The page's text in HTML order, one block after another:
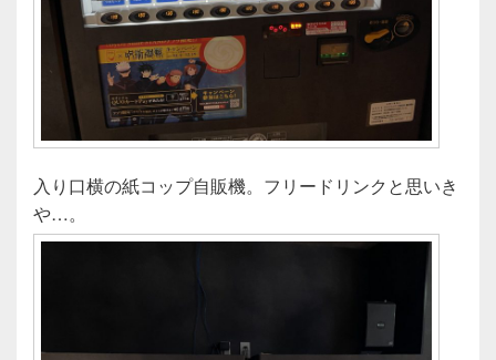
入り口横の紙コップ自販機。フリードリンクと思いき
や…。